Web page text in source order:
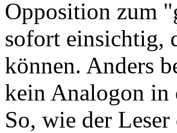
Opposition zum
sofort einsichtig,
können. Anders
kein Analogon in
So, wie der